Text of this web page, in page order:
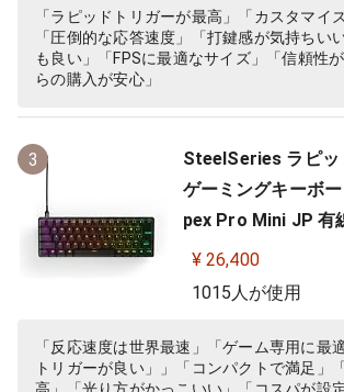
「ラピッドトリガーが最高」「カスタマイ
「圧倒的な応答速度」「打鍵感が気持ちい
も良い」「FPSに最適なサイズ」「信頼性
らの購入が安心」
3
SteelSeries ラピッ
ゲーミングキーボ
pex Pro Mini JP 有
mniPointスイッチ
ョンキー 搭載
¥ 26,400
1015人が使用
「反応速度は世界最速」「ゲーム専用に最
トリガーが良い」」「コンパクトで満足」